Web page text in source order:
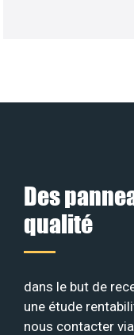
Des
qualité
dans le but de
une étude
nous contacter